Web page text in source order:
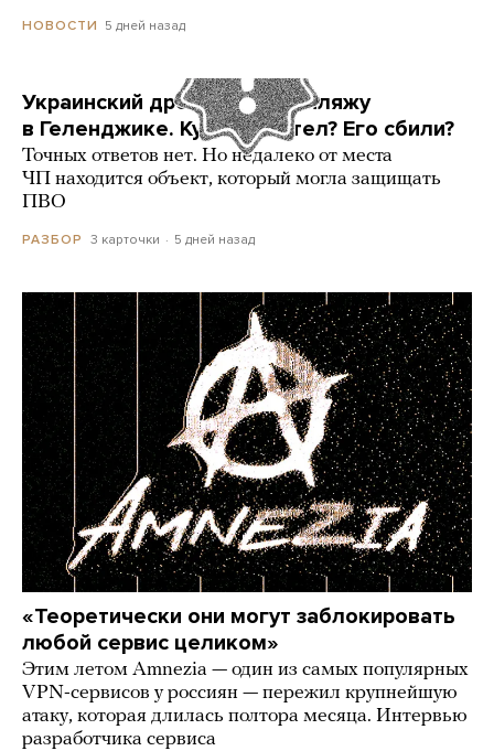
НОВОСТИ 5 дней назад
Украинский дрон попал по пляжу
в Геленджике. Куда он летел? Его сбили?
Точных ответов нет. Но недалеко от места
ЧП находится объект, который могла защищать
ПВО
РАЗБОР 3 карточки 5 дней назад
«Теоретически они могут заблокировать
любой сервис целиком»
Этим летом Amnezia — один из самых популярных
VPN-сервисов у россиян — пережил крупнейшую
атаку, которая длилась полтора месяца. Интервью
разработчика сервиса